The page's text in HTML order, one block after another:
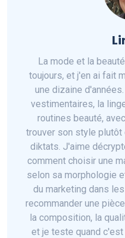
La mode et la
toujours, et j'en ai fait
une dizaine
vestimentaires, la
routines beauté,
trouver son style plutôt
diktats. J'aime
comment choisir une
selon sa morphologie
du marketing dans
recommander une
la composition, la
et je teste quand